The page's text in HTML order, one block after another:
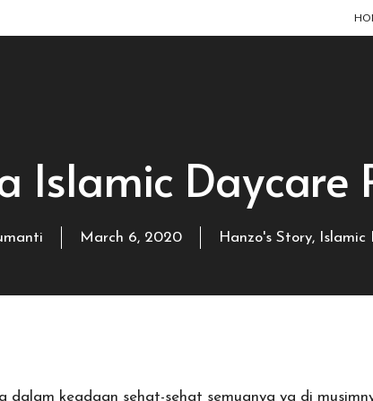
Islamic
March 6, 2020 Hanzo's Story, Islamic
dalam keadaan sehat-sehat semuanya ya di